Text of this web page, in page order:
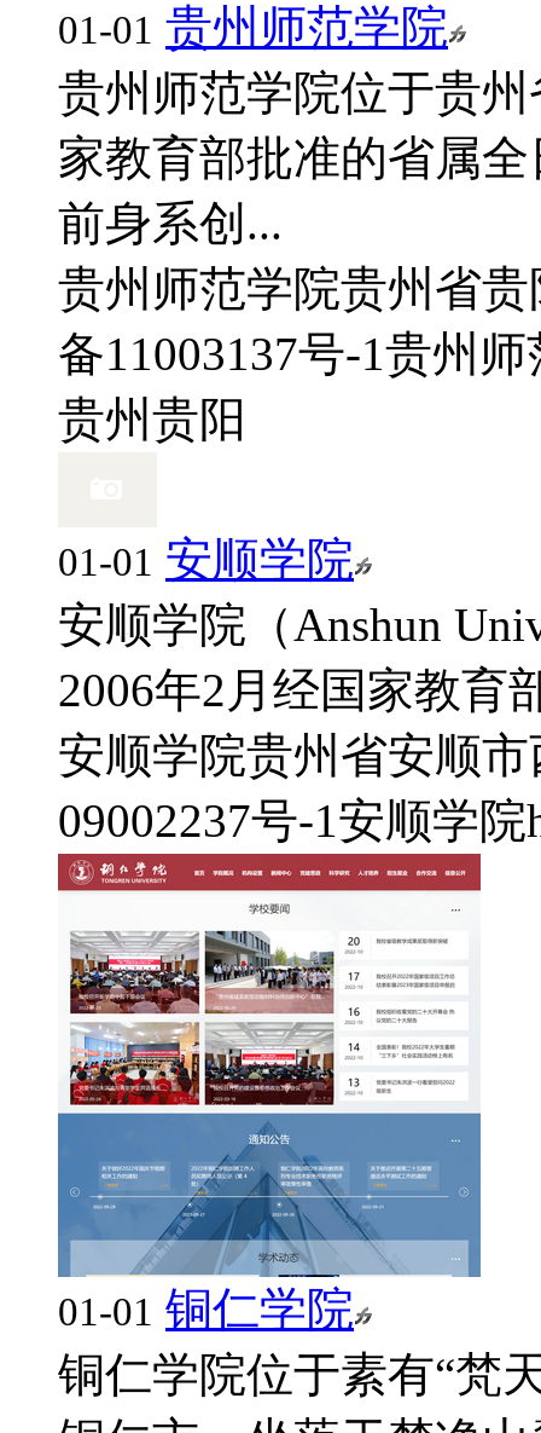
01-01 贵州师范学院
贵州师范学院位于贵
家教育部批准的省属
前身系创...
贵州师范学院贵州省
备11003137号-1贵州师
贵州贵阳
01-01 安顺学院
安顺学院（Anshun
2006年2月经国家教育
安顺学院贵州省安顺
09002237号-1安顺学院
01-01 铜仁学院
铜仁学院位于素有“梵